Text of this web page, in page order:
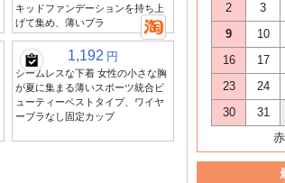
キッドファンデーションを持ち上
げて集め、薄いブラ
1,192 円
シームレスな下着 女性の小さな胸
が夏に集まる薄いスポーツ統合ビ
ューティーベストタイプ、ワイヤ
ーブラなし固定カップ
2
3
9
10
16
17
23
24
30
31